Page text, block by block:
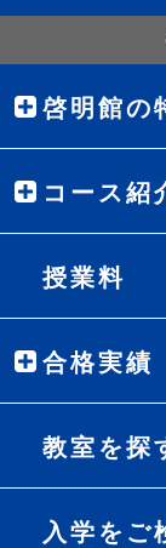
啓明館の
コース紹
授業料
合格実績
教室を探
入学をご